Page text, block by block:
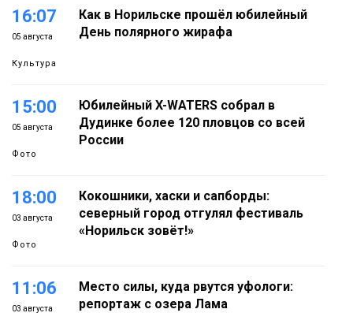
16:07
05 августа
Культура
Как в Норильске прошёл юбилейный
День полярного жирафа
15:00
05 августа
Фото
Юбилейный X-WATERS собрал в
Дудинке более 120 пловцов со всей
России
18:00
03 августа
Фото
Кокошники, хаски и сапборды:
северный город отгулял фестиваль
«Норильск зовёт!»
11:06
03 августа
Место силы, куда рвутся уфологи:
репортаж с озера Лама